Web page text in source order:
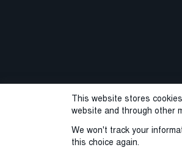
This website stores
website and through other
We won't track your
this choice again.